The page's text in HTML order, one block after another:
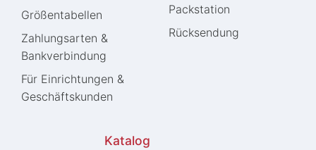
Größentabellen
Zahlungsarten &
Bankverbindung
Für Einrichtungen &
Geschäftskunden
Packstation
Rücksendung
Katalog